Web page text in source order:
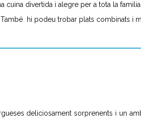
cuina divertida i alegre per a tota la familia.
hi podeu trobar plats combinats i
deliciosament sorprenents i un